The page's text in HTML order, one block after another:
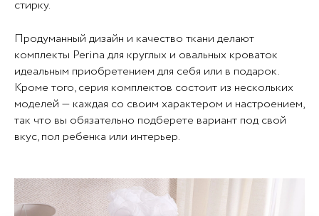
стирку.
Продуманный дизайн и качество ткани делают
комплекты Perina для круглых и овальных кроваток
идеальным приобретением для себя или в подарок.
Кроме того, серия комплектов состоит из нескольких
моделей — каждая со своим характером и настроением,
так что вы обязательно подберете вариант под свой
вкус, пол ребенка или интерьер.